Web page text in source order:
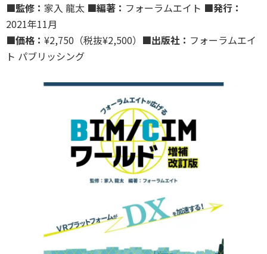
■監修： 家入 龍太 ■編著： フォーラムエイト ■発行：
2021年11月
■価格： ¥2,750（税抜¥2,500） ■出版社： フォーラムエイ
ト パブリッシング